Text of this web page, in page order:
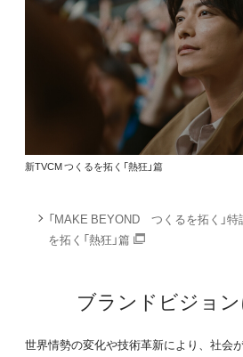
新TVCM つくるを拓く「熱狂」篇
「MAKE BEYOND つくるを拓く」
を拓く「熱狂」篇
ブランドビジョ
世界情勢の変化や技術革新により、社会